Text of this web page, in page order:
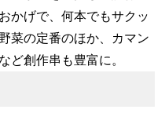
かげで、何本でもサクッ
菜の定番のほか、カマン
ど創作串も豊富に。